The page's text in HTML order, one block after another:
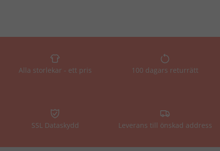
Alla storlekar - ett pris 100 dagars returrätt
SSL Dataskydd Leverans till önskad address